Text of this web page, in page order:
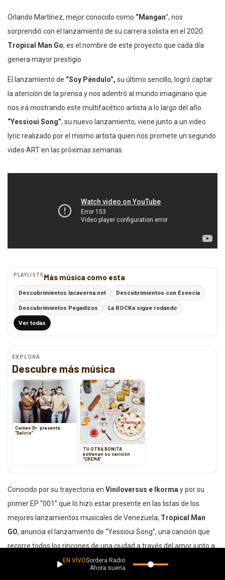
Orlando Martínez, mejor conocido como “Mangan”, nos
sorprendió con el lanzamiento de su carrera solista en el 2020.
Tropical Man Go, es el nombre de este proyecto que cada día
genera mayor prestigio.
El lanzamiento de “Soy Péndulo”, su último sencillo, logró captar
la atención de la prensa y nos adentró al mundo imaginario que
nos irá mostrando este multifacético artista a lo largo del año.
“Yessioui Song”, su nuevo lanzamiento, viene junto a un video
lyric realizado por el mismo artista quien nos promete un segundo
video ART en las próximas semanas.
PLAYLISTS Más música como esta
Descubrimientos lacaverna.net Descubrimientos con Esencia
Descubrimientos Pegadizos La ROCKa sigue rodando
Ver todas
EXPLORA
Descubre más música
Cameo Dr. presenta
“Delirio”
TU OTRA BONITA
estrenan su canción
“CREMA”
Conocido por su trayectoria en Viniloversus e Ikormay por su
primer EP “001” que lo hizo estar presente en las listas de los
mejores lanzamientos musicales de Venezuela; Tropical Man
GO, anuncia el lanzamiento de “Yessioui Song”, una canción que
recorre todos los rincones de una ciudad a través del amor junto a
una inspiradora melodía.
EN VIVOSordera Radio
Ahora suena